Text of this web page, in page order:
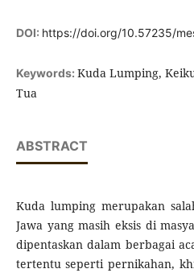
DOI: https://doi.org/10.57235/
Keywords: Kuda Lumping,
Tua
ABSTRACT
Kuda lumping merupakan
Jawa yang masih eksis di
dipentaskan dalam berbagai
tertentu seperti pernikahan,